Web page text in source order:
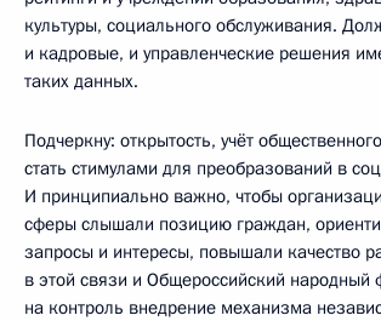
культуры, социального обслуживания.
и кадровые, и управленческие решения
таких данных.
Подчеркну: открытость, учёт
стать стимулами для преобразований в
И принципиально важно, чтобы
сферы слышали позицию граждан,
запросы и интересы, повышали качество
в этой связи и Общероссийский народный
на контроль внедрение механизма